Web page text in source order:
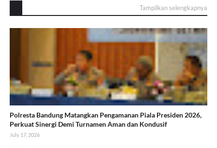
Tampilkan selengkapnya
Polresta Bandung Matangkan Pengamanan Piala Presiden 2026,
Perkuat Sinergi Demi Turnamen Aman dan Kondusif
July 17, 2026